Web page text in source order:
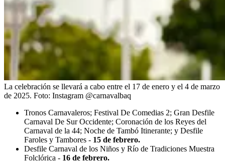
La celebración se llevará a cabo entre el 17 de enero y el 4 de marzo
de 2025. Foto: Instagram @carnavalbaq
Tronos Carnavaleros; Festival De Comedias 2; Gran Desfile
Carnaval De Sur Occidente; Coronación de los Reyes del
Carnaval de la 44; Noche de Tambó Itinerante; y Desfile
Faroles y Tambores - 15 de febrero.
Desfile Carnaval de los Niños y Río de Tradiciones Muestra
Folclórica - 16 de febrero.